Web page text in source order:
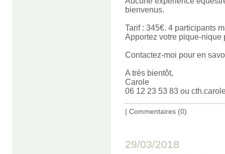
bienvenus.
Tarif : 345€. 4 participants
Apportez votre pique-
Contactez-moi pour en
A très bientôt,
Carole
06 12 23 53 83 ou
| Commentaires (0)
29/03/2018